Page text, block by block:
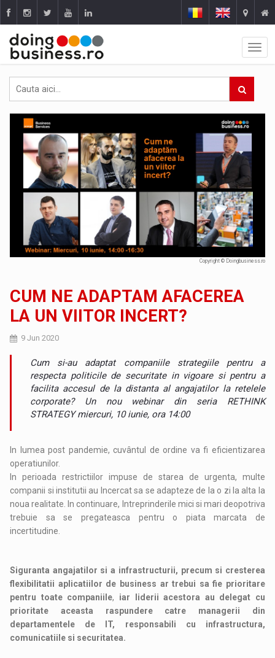
Copyright © Doingbusiness.ro
CUM NE ADAPTAM AFACEREA
LA UN VIITOR INCERT?
9 Jun 2020
Cum si-au adaptat companiile strategiile pentru a
respecta politicile de securitate in vigoare si pentru a
facilita accesul de la distanta al angajatilor la retelele
corporate? Un nou webinar din seria RETHINK
STRATEGY miercuri, 10 iunie, ora 14:00
In lumea post pandemie, cuvântul de ordine va fi eficientizarea
operatiunilor.
In perioada restrictiilor impuse de starea de urgenta, multe
companii si institutii au Incercat sa se adapteze de la o zi la alta la
noua realitate. In continuare, Intreprinderile mici si mari deopotriva
trebuie sa se pregateasca pentru o piata marcata de
incertitudine.
Siguranta angajatilor si a infrastructurii, precum si cresterea
flexibilitatii aplicatiilor de business ar trebui sa fie prioritare
pentru toate companiile, iar liderii acestora au delegat cu
prioritate aceasta raspundere catre managerii din
departamentele de IT, responsabili cu infrastructura,
comunicatiile si securitatea.